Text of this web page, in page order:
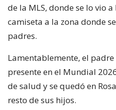
de la MLS, donde se lo vio
camiseta a la zona donde
padres.
Lamentablemente, el padre
presente en el Mundial
de salud y se quedó en
resto de sus hijos.